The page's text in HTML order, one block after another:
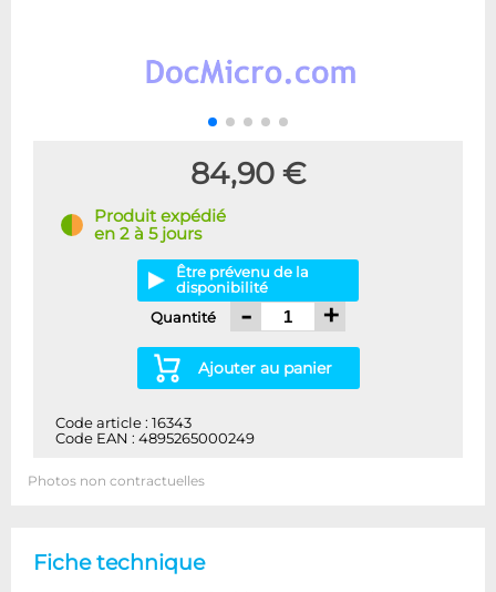
84,90 €
Produit expédié
en 2 à 5 jours
Être prévenu de la
disponibilité
Quantité
- +
Ajouter au panier
Code article : 16343
Code EAN : 4895265000249
Photos non contractuelles
Fiche technique